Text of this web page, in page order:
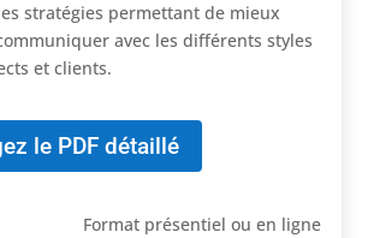
stratégies permettant de mieux
avec les différents styles
et clients.
le PDF détaillé
Format présentiel ou en ligne